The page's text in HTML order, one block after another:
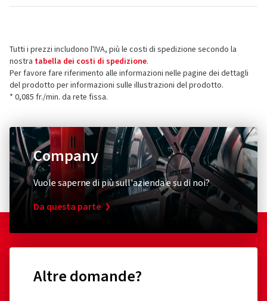
Tutti i prezzi includono l'IVA, più le costi di spedizione secondo la
nostra tabella dei costi di spedizione.
Per favore fare riferimento alle informazioni nelle pagine dei dettagli
del prodotto per informazioni sulle illustrazioni del prodotto.
* 0,085 fr./min. da rete fissa.
Company
Vuole saperne di più sull'azienda e su di noi?
Da questa parte
Altre domande?